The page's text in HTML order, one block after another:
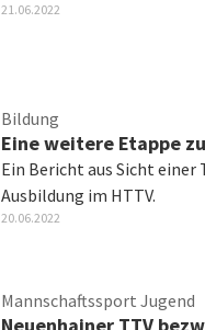
21.06.2022
Bildung
Eine weitere Etappe
Ein Bericht aus Sicht einer
Ausbildung im HTTV.
20.06.2022
Mannschaftssport Jugend